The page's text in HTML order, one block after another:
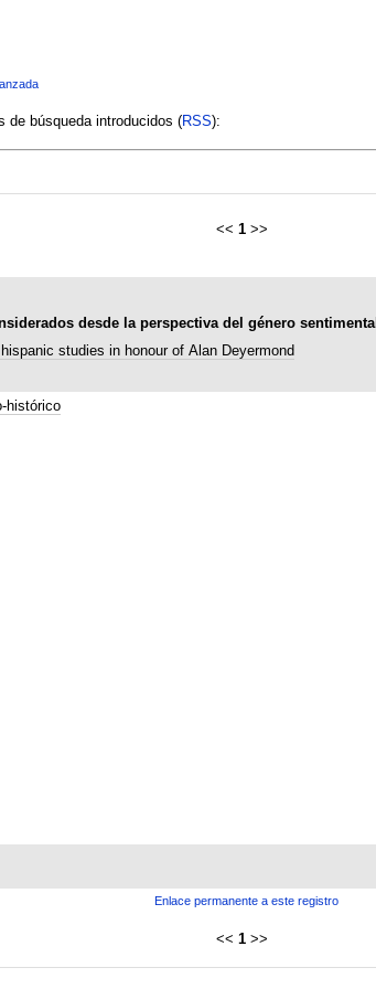
de búsqueda introducidos (RSS):
<< 1 >>
desde la perspectiva del género sentimental
studies in honour of Alan Deyermond
histórico
Enlace permanente a este registro
<< 1 >>